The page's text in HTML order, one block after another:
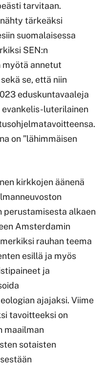
tarvitaan.
tärkeäksi
suomalaisessa
SEN:n
myötä annetut
se, että niin
eduskuntavaaleja
luterilainen
on ”lähimmäisen
kirkkojen äänenä
perustamisesta alkaen
Amsterdamin
rauhan teema
esillä ja myös
ja
ajajaksi. Viime
tavoitteeksi on
maailman
sotaisten